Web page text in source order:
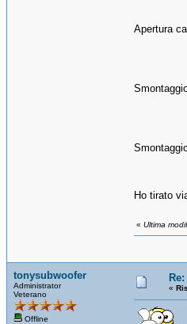
Apertura
Ho tirato
« Ultima
tonysubwoofer
Administrator
Veterano
Offline
«